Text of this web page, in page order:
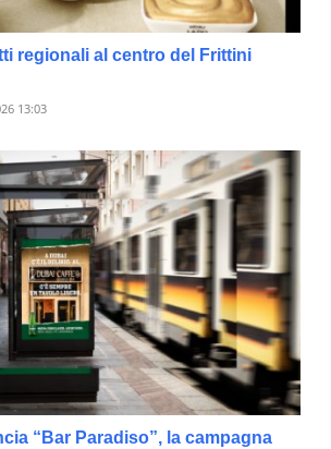
regionali al centro del Frittini
13:03
“Bar Paradiso”, la campagna